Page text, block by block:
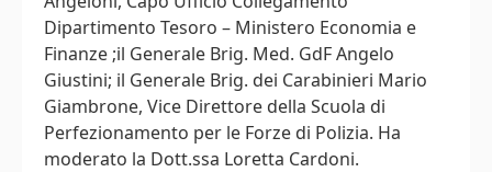
Dipartimento Tesoro – Ministero Economia e
Finanze ;il Generale Brig. Med. GdF Angelo
Giustini; il Generale Brig. dei Carabinieri Mario
Giambrone, Vice Direttore della Scuola di
Perfezionamento per le Forze di Polizia. Ha
moderato la Dott.ssa Loretta Cardoni.